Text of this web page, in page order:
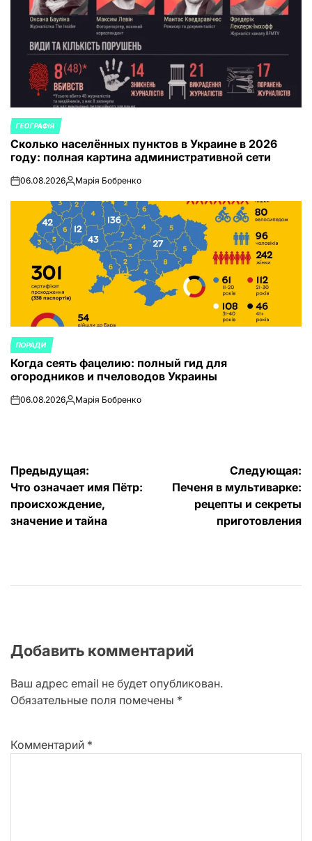
ОПУБЛИКОВАНО
В
ГЕОГРАФІЯ
Сколько населённых пунктов в Украине в 2026
году: полная картина административной сети
on06.08.2026Запись
Марія Бобренко
ОПУБЛИКОВАНО
В
ПОРАДИ
Когда сеять фацелию: полный гид для
огородников и пчеловодов Украины
on06.08.2026Запись
Марія Бобренко
Навигация
по
записям
Предыдущая:
Что означает имя Пётр:
происхождение,
значение и тайна
Следующая:
Печеня в мультиварке:
рецепты и секреты
приготовления
Добавить комментарий
Ваш адрес email не будет опубликован.
Обязательные поля помечены *
Комментарий *